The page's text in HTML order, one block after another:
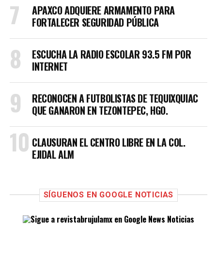
APAXCO ADQUIERE ARMAMENTO PARA
FORTALECER SEGURIDAD PÚBLICA
ESCUCHA LA RADIO ESCOLAR 93.5 FM POR
INTERNET
RECONOCEN A FUTBOLISTAS DE TEQUIXQUIAC
QUE GANARON EN TEZONTEPEC, HGO.
CLAUSURAN EL CENTRO LIBRE EN LA COL.
EJIDAL ALM
SÍGUENOS EN GOOGLE NOTICIAS